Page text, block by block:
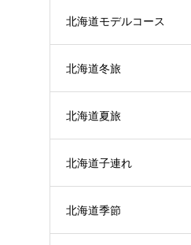
北海道モデルコース
北海道冬旅
北海道夏旅
北海道子連れ
北海道季節